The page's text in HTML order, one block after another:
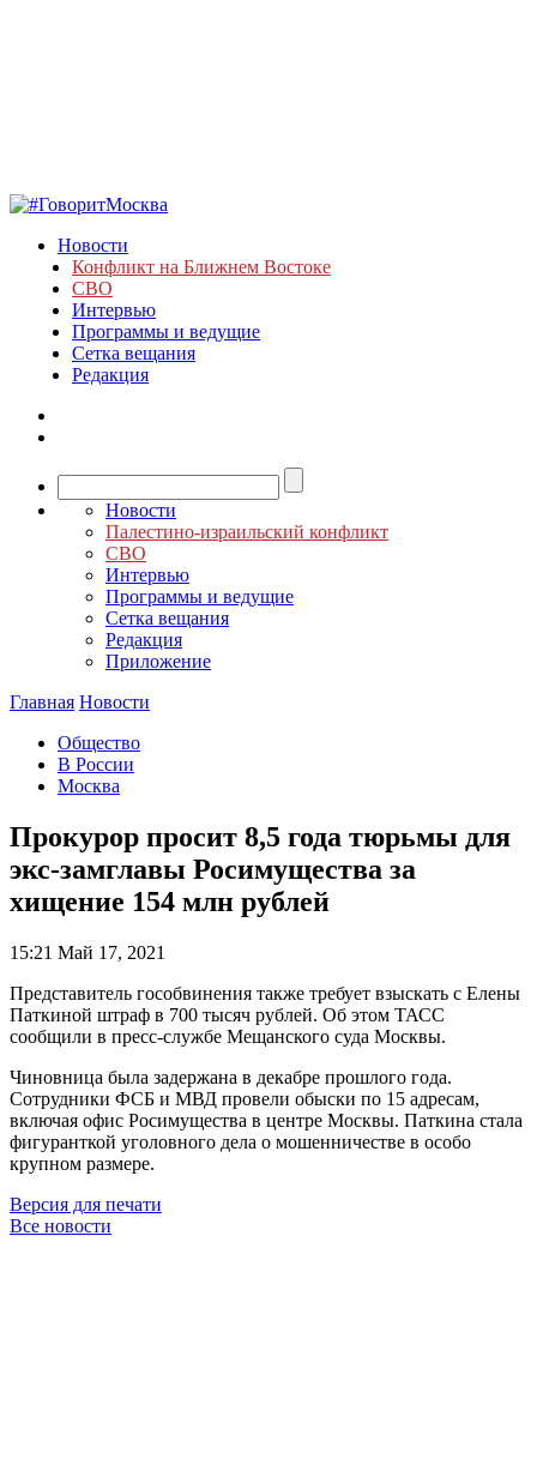
Новости
Конфликт на Ближнем Востоке
СВО
Интервью
Программы и ведущие
Сетка вещания
Редакция
Новости
Палестино-израильский конфликт
СВО
Интервью
Программы и ведущие
Сетка вещания
Редакция
Приложение
Главная Новости
Общество
В России
Москва
Прокурор просит 8,5 года тюрьмы для
экс-замглавы Росимущества за
хищение 154 млн рублей
15:21 Май 17, 2021
Представитель гособвинения также требует взыскать с Елены
Паткиной штраф в 700 тысяч рублей. Об этом ТАСС
сообщили в пресс-службе Мещанского суда Москвы.
Чиновница была задержана в декабре прошлого года.
Сотрудники ФСБ и МВД провели обыски по 15 адресам,
включая офис Росимущества в центре Москвы. Паткина стала
фигуранткой уголовного дела о мошенничестве в особо
крупном размере.
Версия для печати
Все новости